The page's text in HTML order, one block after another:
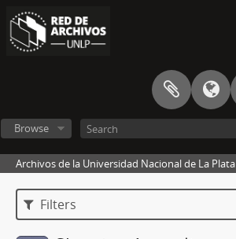
Browse
Archivos de la Universidad Nacional de La Plata
Filters